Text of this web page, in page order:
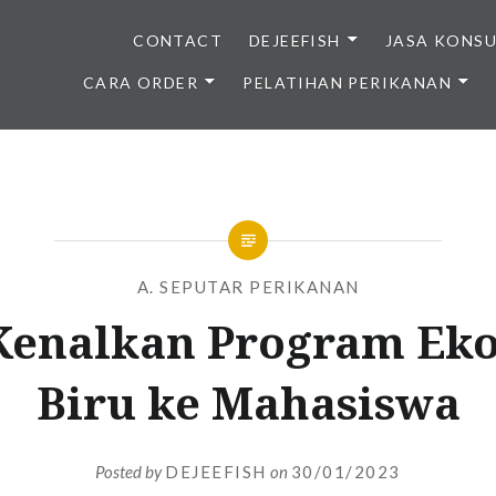
IKAN BERKUALITAS
CONTACT DEJEEFISH JASA
CARA ORDER PELATIHAN PERIKANAN
A. SEPUTAR PERIKANAN
Program
Biru ke Mahasiswa
Posted byDEJEEFISH on 30/01/2023